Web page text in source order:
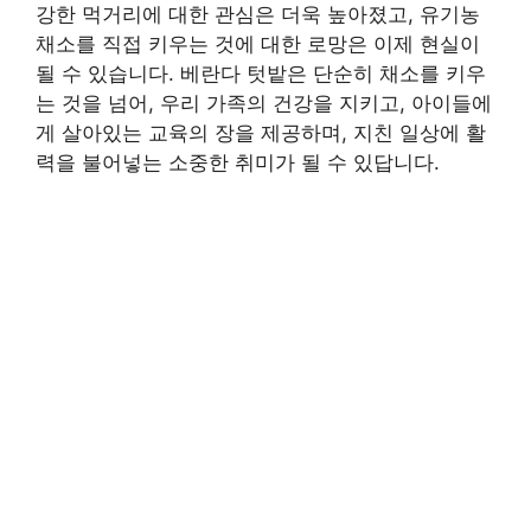
강한 먹거리에 대한 관심은 더욱 높아졌고, 유기농
채소를 직접 키우는 것에 대한 로망은 이제 현실이
될 수 있습니다. 베란다 텃밭은 단순히 채소를 키우
는 것을 넘어, 우리 가족의 건강을 지키고, 아이들에
게 살아있는 교육의 장을 제공하며, 지친 일상에 활
력을 불어넣는 소중한 취미가 될 수 있답니다.